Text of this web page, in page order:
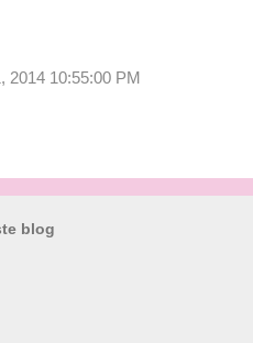
2014 10:55:00 PM
blog